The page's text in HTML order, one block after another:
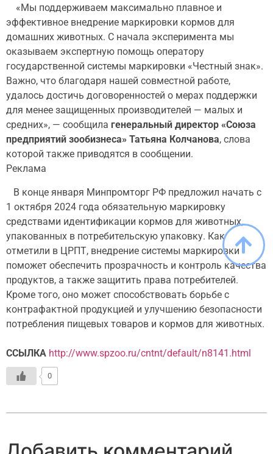
«Мы поддерживаем максимально плавное и
эффективное внедрение маркировки кормов для
домашних животных. С начала эксперимента мы
оказываем экспертную помощь оператору
государственной системы маркировки «Честный знак».
Важно, что благодаря нашей совместной работе,
удалось достичь договоренностей о мерах поддержки
для менее защищенных производителей — малых и
средних», — сообщила генеральный директор «Союза
предприятий зообизнеса» Татьяна Колчанова, слова
которой также приводятся в сообщении.
Реклама
В конце января Минпромторг РФ предложил начать с
1 октября 2024 года обязательную маркировку
средствами идентификации кормов для животных,
упакованных в потребительскую упаковку. Как
отметили в ЦРПТ, внедрение системы маркировки
поможет обеспечить прозрачность и контроль качества
продуктов, а также защитить права потребителей.
Кроме того, оно может способствовать борьбе с
контрафактной продукцией и улучшению безопасности
потребления пищевых товаров и кормов для животных.
ССЫЛКА http://www.spzoo.ru/cntnt/default/n8141.html
0